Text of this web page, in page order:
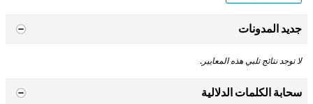
جديد المدونات
لا توجد نتائج تلبي هذه المعايير.
سحابة الكلمات الدلالية